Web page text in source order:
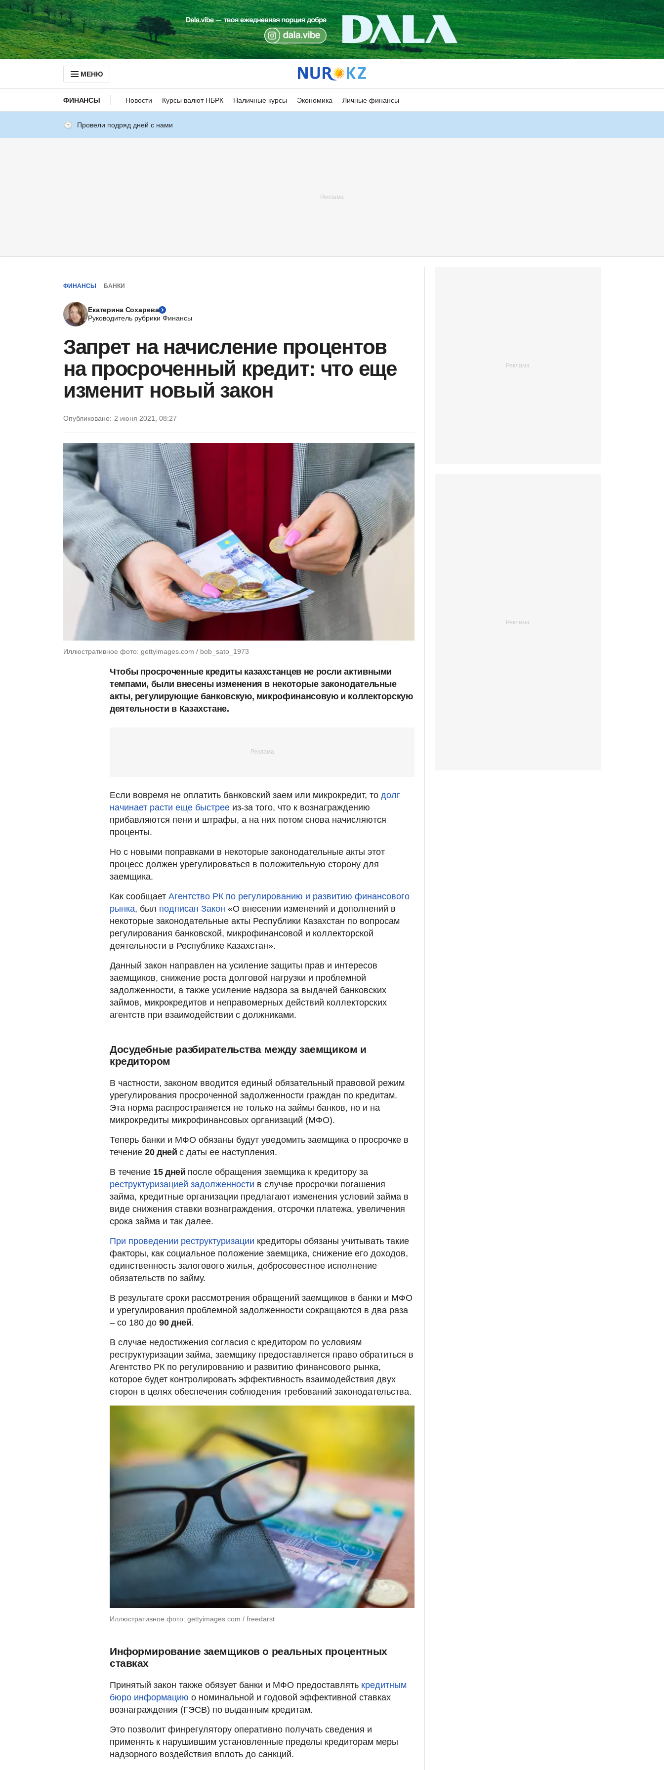
МЕНЮ
ФИНАНСЫ Новости Курсы валют НБРК Наличные курсы Экономика Личные финансы
Провели подряд дней с нами
ФИНАНСЫ БАНКИ
Екатерина Сохарева
Руководитель рубрики Финансы
Запрет на начисление процентов
на просроченный кредит: что еще
изменит новый закон
Опубликовано: 2 июня 2021, 08:27
Иллюстративное фото: gettyimages.com / bob_sato_1973
Чтобы просроченные кредиты казахстанцев не росли активными
темпами, были внесены изменения в некоторые законодательные
акты, регулирующие банковскую, микрофинансовую и коллекторскую
деятельности в Казахстане.
Если вовремя не оплатить банковский заем или микрокредит, то долг
начинает расти еще быстрее из-за того, что к вознаграждению
прибавляются пени и штрафы, а на них потом снова начисляются
проценты.
Но с новыми поправками в некоторые законодательные акты этот
процесс должен урегулироваться в положительную сторону для
заемщика.
Как сообщает Агентство РК по регулированию и развитию финансового
рынка, был подписан Закон «О внесении изменений и дополнений в
некоторые законодательные акты Республики Казахстан по вопросам
регулирования банковской, микрофинансовой и коллекторской
деятельности в Республике Казахстан».
Данный закон направлен на усиление защиты прав и интересов
заемщиков, снижение роста долговой нагрузки и проблемной
задолженности, а также усиление надзора за выдачей банковских
займов, микрокредитов и неправомерных действий коллекторских
агентств при взаимодействии с должниками.
Досудебные разбирательства между заемщиком и
кредитором
В частности, законом вводится единый обязательный правовой режим
урегулирования просроченной задолженности граждан по кредитам.
Эта норма распространяется не только на займы банков, но и на
микрокредиты микрофинансовых организаций (МФО).
Теперь банки и МФО обязаны будут уведомить заемщика о просрочке в
течение 20 дней с даты ее наступления.
В течение 15 дней после обращения заемщика к кредитору за
реструктуризацией задолженности в случае просрочки погашения
займа, кредитные организации предлагают изменения условий займа в
виде снижения ставки вознаграждения, отсрочки платежа, увеличения
срока займа и так далее.
При проведении реструктуризации кредиторы обязаны учитывать такие
факторы, как социальное положение заемщика, снижение его доходов,
единственность залогового жилья, добросовестное исполнение
обязательств по займу.
В результате сроки рассмотрения обращений заемщиков в банки и МФО
и урегулирования проблемной задолженности сокращаются в два раза
– со 180 до 90 дней.
В случае недостижения согласия с кредитором по условиям
реструктуризации займа, заемщику предоставляется право обратиться в
Агентство РК по регулированию и развитию финансового рынка,
которое будет контролировать эффективность взаимодействия двух
сторон в целях обеспечения соблюдения требований законодательства.
Иллюстративное фото: gettyimages.com / freedarst
Информирование заемщиков о реальных процентных
ставках
Принятый закон также обязует банки и МФО предоставлять кредитным
бюро информацию о номинальной и годовой эффективной ставках
вознаграждения (ГЭСВ) по выданным кредитам.
Это позволит финрегулятору оперативно получать сведения и
применять к нарушившим установленные пределы кредиторам меры
надзорного воздействия вплоть до санкций.